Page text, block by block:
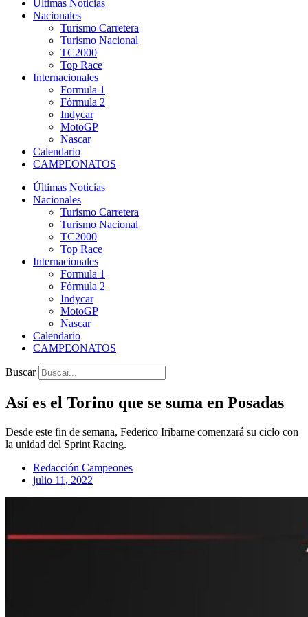
Últimas Noticias
Nacionales
Turismo Carretera
Turismo Nacional
TC2000
Top Race
Internacionales
Formula 1
Fórmula 2
Indycar
MotoGP
Nascar
Calendario
CAMPEONATOS
Últimas Noticias
Nacionales
Turismo Carretera
Turismo Nacional
TC2000
Top Race
Internacionales
Formula 1
Fórmula 2
Indycar
MotoGP
Nascar
Calendario
CAMPEONATOS
Buscar
Así es el Torino que se suma en Posadas
Desde este fin de semana, Federico Iribarne comenzará su ciclo con
la unidad del Sprint Racing.
Redacción Campeones
julio 11, 2022